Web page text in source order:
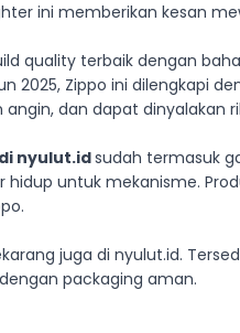
ini memberikan kesan
quality terbaik dengan
2025, Zippo ini dilengkapi
dan dapat dinyalakan
nyulut.idsudah termasuk
untuk mekanisme.
juga di nyulut.id.
packaging aman.